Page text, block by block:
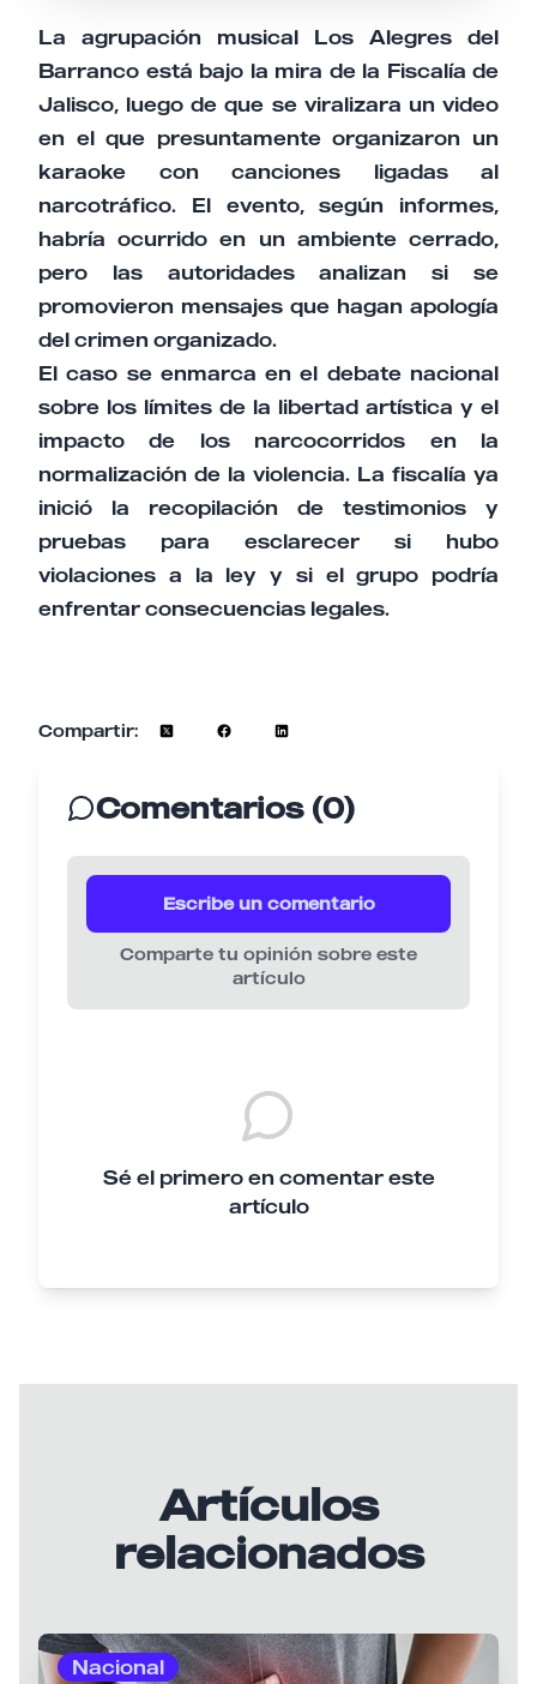
La agrupación musical Los Alegres del
Barranco está bajo la mira de la Fiscalía de
Jalisco, luego de que se viralizara un video
en el que presuntamente organizaron un
karaoke con canciones ligadas al
narcotráfico. El evento, según informes,
habría ocurrido en un ambiente cerrado,
pero las autoridades analizan si se
promovieron mensajes que hagan apología
del crimen organizado.
El caso se enmarca en el debate nacional
sobre los límites de la libertad artística y el
impacto de los narcocorridos en la
normalización de la violencia. La fiscalía ya
inició la recopilación de testimonios y
pruebas para esclarecer si hubo
violaciones a la ley y si el grupo podría
enfrentar consecuencias legales.
Compartir:
Comentarios (0)
Escribe un comentario
Comparte tu opinión sobre este
artículo
Sé el primero en comentar este
artículo
Artículos
relacionados
Nacional